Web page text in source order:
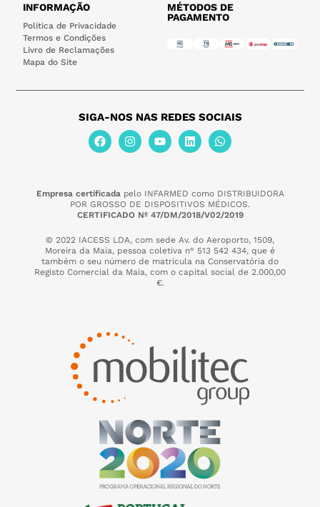
INFORMAÇÃO
Política de Privacidade
Termos e Condições
Livro de Reclamações
Mapa do Site
MÉTODOS DE
PAGAMENTO
SIGA-NOS NAS REDES SOCIAIS
Empresa certificadapelo INFARMED como DISTRIBUIDORA
POR GROSSO DE DISPOSITIVOS MÉDICOS.
CERTIFICADO Nº 47/DM/2018/V02/2019
© 2022 IACESS LDA, com sede Av. do Aeroporto, 1509,
Moreira da Maia, pessoa coletiva n° 513 542 434, que é
também o seu número de matrícula na Conservatória do
Registo Comercial da Maia, com o capital social de 2.000,00
€.